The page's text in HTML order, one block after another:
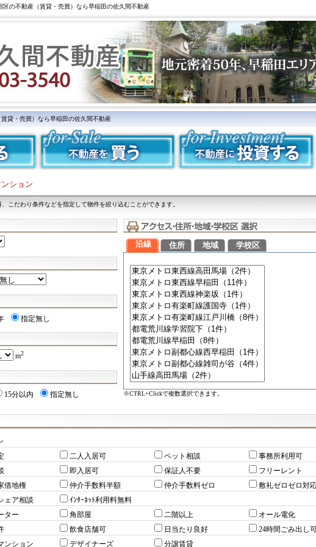
区の不動産（賃貸・売買）なら早稲田の佐久間不動産
貸・売買）なら早稲田の佐久間不動産
ション
こだわり条件などを指定して物件を絞り込むことができます。
指定無し
m2
15分以内 指定無し
沿線 住所 地域 学校区
※CTRL+Clickで複数選択できます。
二人入居可 ペット相談
事務所利用可
即入居可 保証人不要
フリーレント
借地権
仲介手数料半額 仲介手数料ゼロ
敷礼ゼロゼロ対
ェア相談
ｲﾝﾀｰﾈｯﾄ利用料無料
ター 角部屋 二階以上
オール電化
飲食店舗可 日当たり良好
24時間ごみ出し
ンション
デザイナーズ 分譲賃貸